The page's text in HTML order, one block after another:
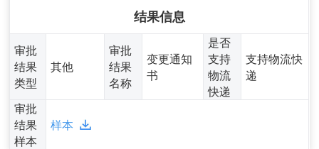
结果信息
审批
结果
类型
其他
审批
结果
名称
变更通知
书
是否
支持
物流
快递
支持物流快
递
审批
结果
样本
样本